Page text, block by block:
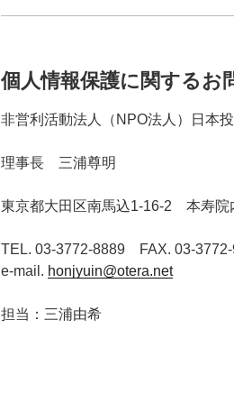
個人情報保護に関するお
非営利活動法人（NPO法人）日本
理事長 三浦尊明
東京都大田区南馬込1-16-2 本寿院
TEL. 03-3772-8889 FAX. 03-
e-mail. honjyuin@otera.net
担当：三浦由希